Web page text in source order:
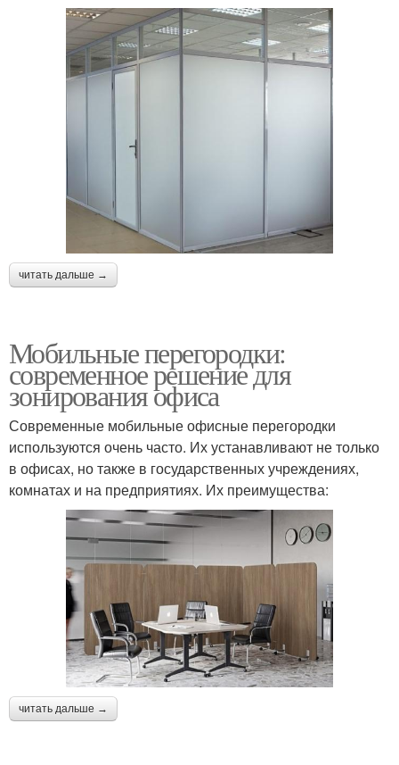
читать дальше →
Мобильные перегородки:
современное решение для
зонирования офиса
Современные мобильные офисные перегородки
используются очень часто. Их устанавливают не только
в офисах, но также в государственных учреждениях,
комнатах и на предприятиях. Их преимущества:
читать дальше →